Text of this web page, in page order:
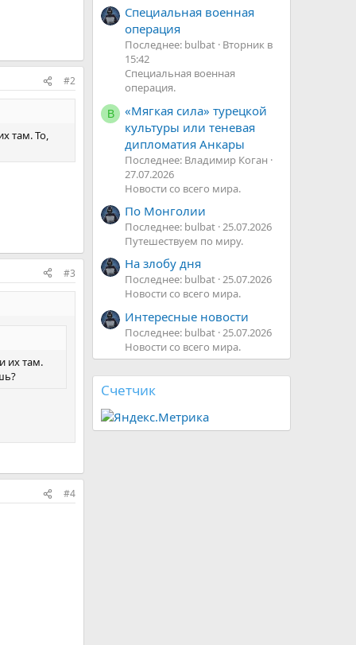
#2
там. То,
#3
их там.
#4
Специальная военная
операция
Последнее: bulbat Вторник в
15:42
Специальная военная
операция.
В
«Мягкая сила» турецкой
культуры или теневая
дипломатия Анкары
Последнее: Владимир Коган
27.07.2026
Новости со всего мира.
По Монголии
Последнее: bulbat 25.07.2026
Путешествуем по миру.
На злобу дня
Последнее: bulbat 25.07.2026
Новости со всего мира.
Интересные новости
Последнее: bulbat 25.07.2026
Новости со всего мира.
Счетчик